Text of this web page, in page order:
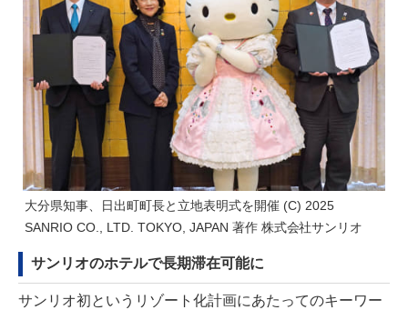
大分県知事、日出町町長と立地表明式を開催 (C) 2025
SANRIO CO., LTD. TOKYO, JAPAN 著作 株式会社サンリオ
サンリオのホテルで長期滞在可能に
サンリオ初というリゾート化計画にあたってのキーワー